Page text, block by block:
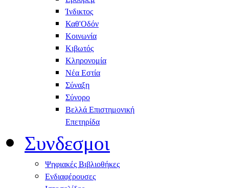
Ίνδικτος
Καθ'Οδόν
Κοινωνία
Κιβωτός
Κληρονομία
Νέα Εστία
Σύναξη
Σύνορο
Βελλά Επιστημονική
Επετηρίδα
Συνδεσμοι
Ψηφιακές Βιβλιοθήκες
Ενδιαφέρουσες